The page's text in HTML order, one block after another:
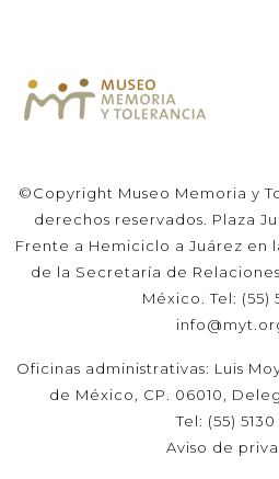
©Copyright Museo Memoria y
derechos reservados. Plaza
Frente a Hemiciclo a Juárez en
de la Secretaría de
México. Tel: (55)
Oficinas administrativas: Luis
de México, CP. 06010,
Tel: (55) 5130
Aviso de